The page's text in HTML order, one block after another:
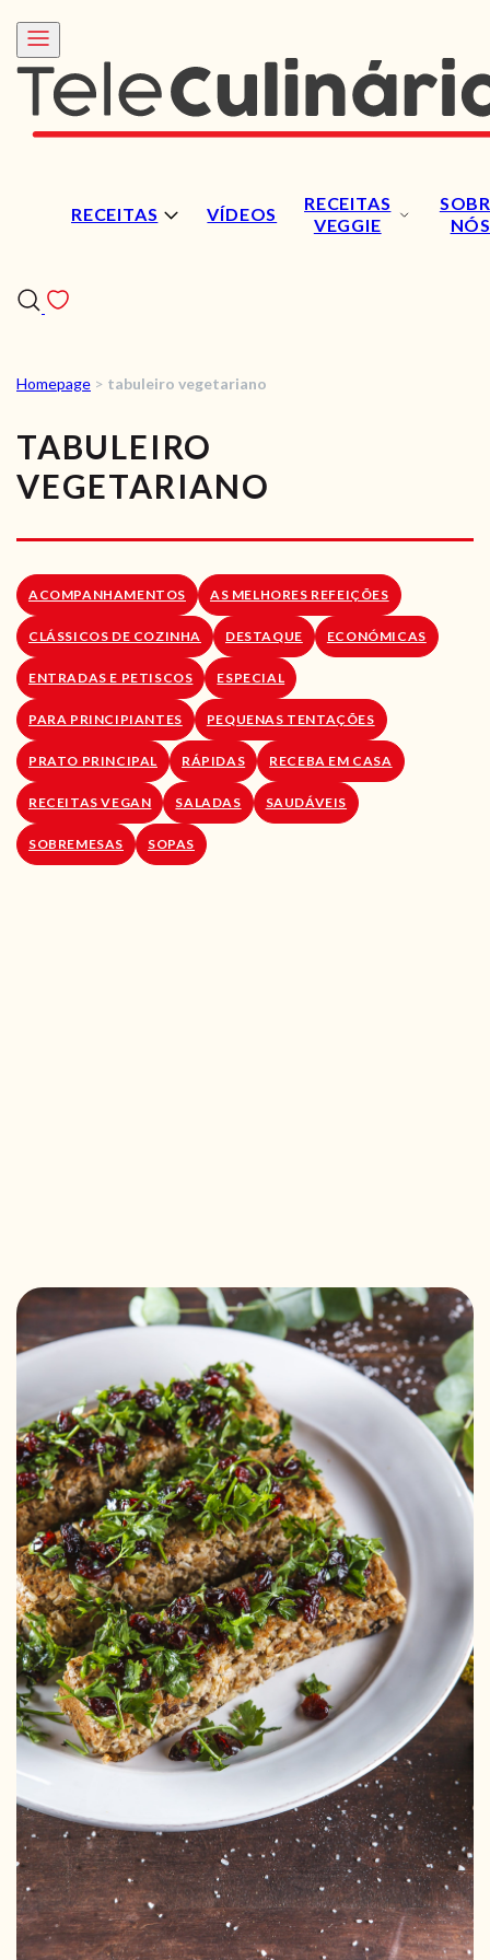
RECEITAS VÍDEOS
RECEITAS
VEGGIE
NÓS
RECEITAS
RECEITAS VEGGIE
LOJA ONLINE
BLOG
Homepage > tabuleiro vegetariano
TABULEIRO
VEGETARIANO
ACOMPANHAMENTOS AS MELHORES REFEIÇÕES
CLÁSSICOS DE COZINHA DESTAQUE ECONÓMICAS
ENTRADAS E PETISCOS ESPECIAL
PARA PRINCIPIANTES PEQUENAS TENTAÇÕES
PRATO PRINCIPAL RÁPIDAS RECEBA EM CASA
RECEITAS VEGAN SALADAS SAUDÁVEIS
SOBREMESAS SOPAS